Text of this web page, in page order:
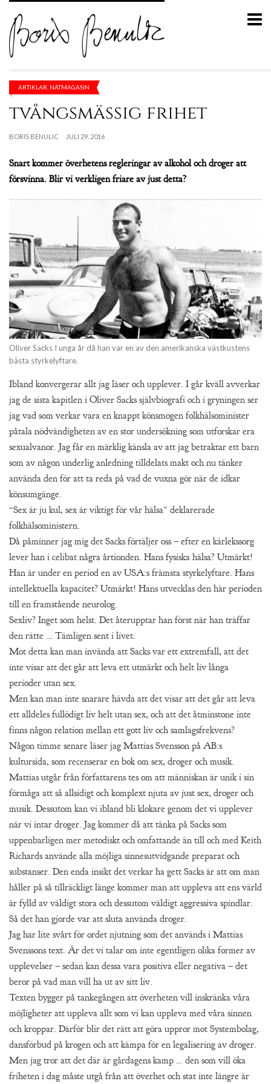
ARTIKLAR NÄTMAGASIN
tvångsmässig frihet
BORIS BENULIC JULI 29, 2016
Snart kommer överhetens regleringar av alkohol och droger att
försvinna. Blir vi verkligen friare av just detta?
Oliver Sacks I unga år då han var en av den amerikanska västkustens
bästa styrkelyftare.
Ibland konvergerar allt jag läser och upplever. I går kväll avverkar
jag de sista kapitlen i Oliver Sacks självbiografi och i gryningen ser
jag vad som verkar vara en knappt könsmogen folkhälsominister
påtala nödvändigheten av en stor undersökning som utforskar era
sexualvanor. Jag får en märklig känsla av att jag betraktar ett barn
som av någon underlig anledning tilldelats makt och nu tänker
använda den för att ta reda på vad de vuxna gör när de idkar
könsumgänge.
“Sex är ju kul, sex är viktigt för vår hälsa” deklarerade
folkhälsoministern.
Då påminner jag mig det Sacks förtäljer oss – efter en kärlekssorg
lever han i celibat några årtionden. Hans fysiska hälsa? Utmärkt!
Han är under en period en av USA:s främsta styrkelyftare. Hans
intellektuella kapacitet? Utmärkt! Hans utvecklas den här perioden
till en framstående neurolog.
Sexliv? Inget som helst. Det återupptar han först när han träffar
den rätte … Tämligen sent i livet.
Mot detta kan man invända att Sacks var ett extremfall, att det
inte visar att det går att leva ett utmärkt och helt liv långa
perioder utan sex.
Men kan man inte snarare hävda att det visar att det går att leva
ett alldeles fullödigt liv helt utan sex, och att det åtminstone inte
finns någon relation mellan ett gott liv och samlagsfrekvens?
Någon timme senare läser jag Mattias Svensson på AB:s
kultursida, som recenserar en bok om sex, droger och musik.
Mattias utgår från författarens tes om att människan är unik i sin
förmåga att så allsidigt och komplext njuta av just sex, droger och
musik. Dessutom kan vi ibland bli klokare genom det vi upplever
när vi intar droger. Jag kommer då att tänka på Sacks som
uppenbarligen mer metodiskt och omfattande än till och med Keith
Richards använde alla möjliga sinnesutvidgande preparat och
substanser. Den enda insikt det verkar ha gett Sacks är att om man
håller på så tillräckligt länge kommer man att uppleva att ens värld
är fylld av väldigt stora och dessutom väldigt aggressiva spindlar.
Så det han gjorde var att sluta använda droger.
Jag har lite svårt för ordet njutning som det används i Mattias
Svenssons text. Är det vi talar om inte egentligen olika former av
upplevelser – sedan kan dessa vara positiva eller negativa – det
beror på vad man vill ha ut av sitt liv.
Texten bygger på tankegången att överheten vill inskränka våra
möjligheter att uppleva allt som vi kan uppleva med våra sinnen
och kroppar. Därför blir det rätt att göra uppror mot Systembolag,
dansförbud på krogen och att kämpa för en legalisering av droger.
Men jag tror att det där är gårdagens kamp … den som vill öka
friheten i dag måste utgå från att överhet och stat inte längre är